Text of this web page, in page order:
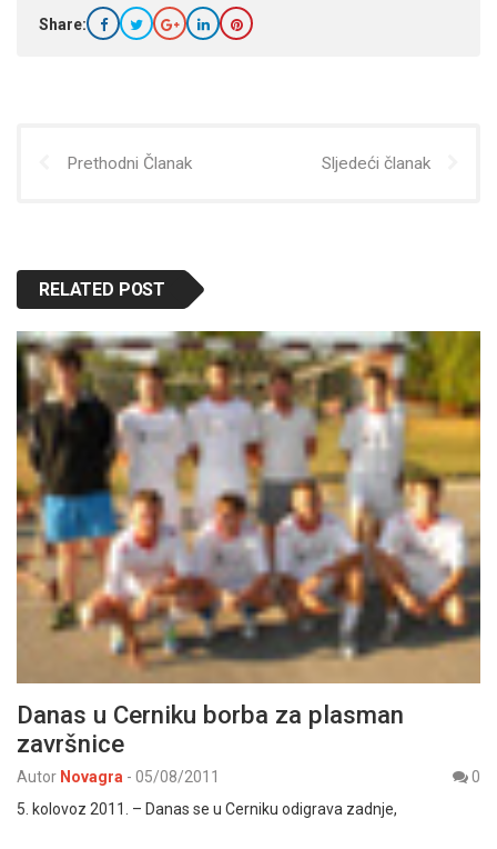
Share:
Prethodni Članak Sljedeći članak
RELATED POST
Danas u Cerniku borba za plasman
završnice
Autor Novagra - 05/08/2011
0
5. kolovoz 2011. – Danas se u Cerniku odigrava zadnje,